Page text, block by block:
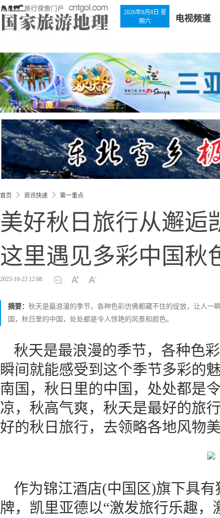
2026年8月8日 星
期六
电视频道
首页 资讯快递 第一重点
美好秋日旅行从邂逅
这里遇见多彩中国秋
2023-10-23 12:08
摘要： 秋天是最浪漫的季节，各种色彩仿佛都藏不住的绽放，让人一
国，秋日里的中国，处处都是令人惊艳的风景和颜色。
秋天是最浪漫的季节，各种色
瞬间就能感受到这个季节多彩的
南国，秋日里的中国，处处都是
凉，秋高气爽，秋天是最好的旅
好的秋日旅行，去领略各地风物
作为锦江酒店(中国区)旗下具
牌，凯里亚德以“激发旅行乐趣